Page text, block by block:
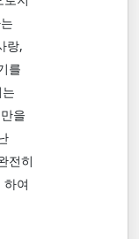
랑,
를
을
전히
여